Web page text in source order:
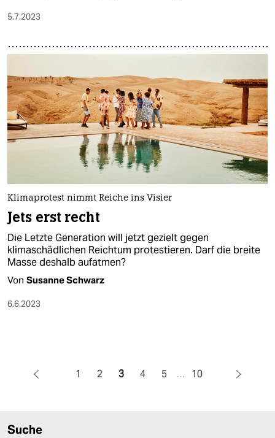
5.7.2023
Klimaprotest nimmt Reiche ins Visier
Jets erst recht
Die Letzte Generation will jetzt gezielt gegen
klimaschädlichen Reichtum protestieren. Darf die breite
Masse deshalb aufatmen?
Von Susanne Schwarz
6.6.2023
1 2 3 4 5 … 10
Suche